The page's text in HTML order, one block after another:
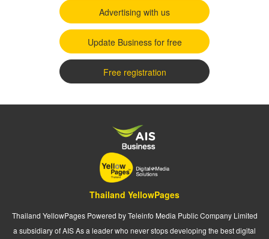
Advertising with us
Update Business for free
Free registration
Thailand YellowPages
Thailand YellowPages Powered by Teleinfo Media Public Company Limited
a subsidiary of AIS As a leader who never stops developing the best digital